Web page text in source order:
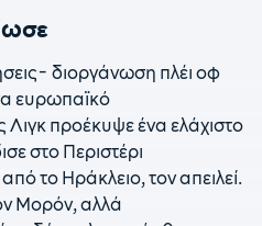
διοργάνωση πλέι οφ
ευρωπαϊκό
Λιγκ προέκυψε ένα ελάχιστο
στο Περιστέρι
το Ηράκλειο, τον απειλεί.
Μορόν, αλλά